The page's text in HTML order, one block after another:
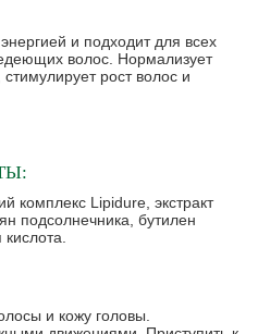
и подходит для всех
волос. Нормализует
рост волос и
комплекс Lipidure, экстракт
подсолнечника, бутилен
и кожу головы.